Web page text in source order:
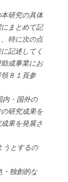
研究の具体
まとめて記
特に次の点
記述してく
成事業にお
８１頁参
・国外の
研究成果を
果を発展さ
うとするの
独創的な